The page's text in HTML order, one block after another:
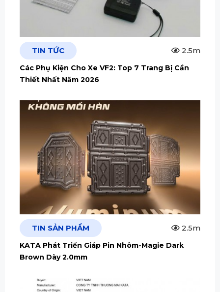
TIN TỨC 2.5m
Các Phụ Kiện Cho Xe VF2: Top 7 Trang Bị Cần
Thiết Nhất Năm 2026
TIN SẢN PHẨM 2.5m
KATA Phát Triển Giáp Pin Nhôm-Magie Dark
Brown Dày 2.0mm